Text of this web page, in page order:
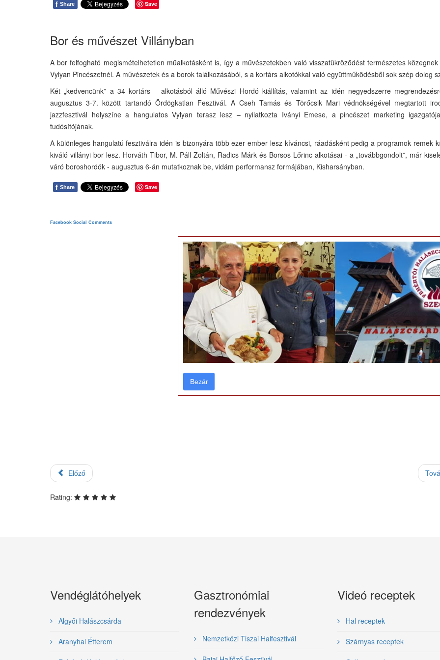
f Share Save
Bor és művészet Villányban
A bor felfogható megismételhetetlen műalkotásként is, így a művészetekben való visszatükröződést természetes
Vylyan Pincészetnél. A művészetek és a borok találkozásából, s a kortárs alkotókkal való együttműködésből sok szép dolog
Két „kedvencünk” a 34 kortárs alkotásból álló Művészi Hordó kiállítás, valamint az idén negyedszerre
augusztus 3-7. között tartandó Ördögkatlan Fesztivál. A Cseh Tamás és Törőcsik Mari védnökségével megtartott
jazzfesztivál helyszíne a hangulatos Vylyan terasz lesz – nyilatkozta Iványi Emese, a pincészet marketing
tudósítójának.
A különleges hangulatú fesztiválra idén is bizonyára több ezer ember lesz kíváncsi, ráadásként pedig a programok remek
kiváló villányi bor lesz. Horváth Tibor, M. Páll Zoltán, Radics Márk és Borsos Lőrinc alkotásai - a „továbbgondolt”, már
váró boroshordók - augusztus 6-án mutatkoznak be, vidám performansz formájában, Kisharsányban.
f Share Save
Facebook Social Comments
Előző
Rating:
Vendéglátóhelyek
Algyői Halászcsárda
Aranyhal Étterem
Gasztronómiai
rendezvények
Nemzetközi Tiszai Halfesztivál
Videó receptek
Hal receptek
Szárnyas receptek
Bezár
Bezár